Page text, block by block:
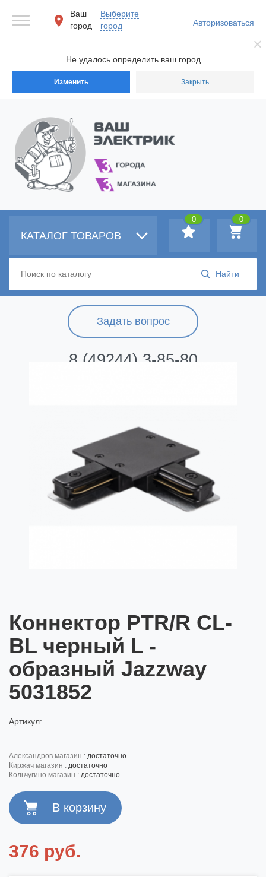
Не удалось определить ваш город
Изменить Закрыть
Ваш
город
Выберите
город
Авторизоваться
Задать вопрос
8 (49244) 3-85-80
КАТАЛОГ ТОВАРОВ
0
0
Коннектор PTR/R CL-
BL черный L -
образный Jazzway
5031852
Артикул:
александров магазин : достаточно
киржач магазин : достаточно
кольчугино магазин : достаточно
376 руб.